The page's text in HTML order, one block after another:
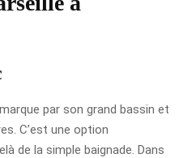
par son grand bassin et
C’est une option
de la simple baignade. Dans